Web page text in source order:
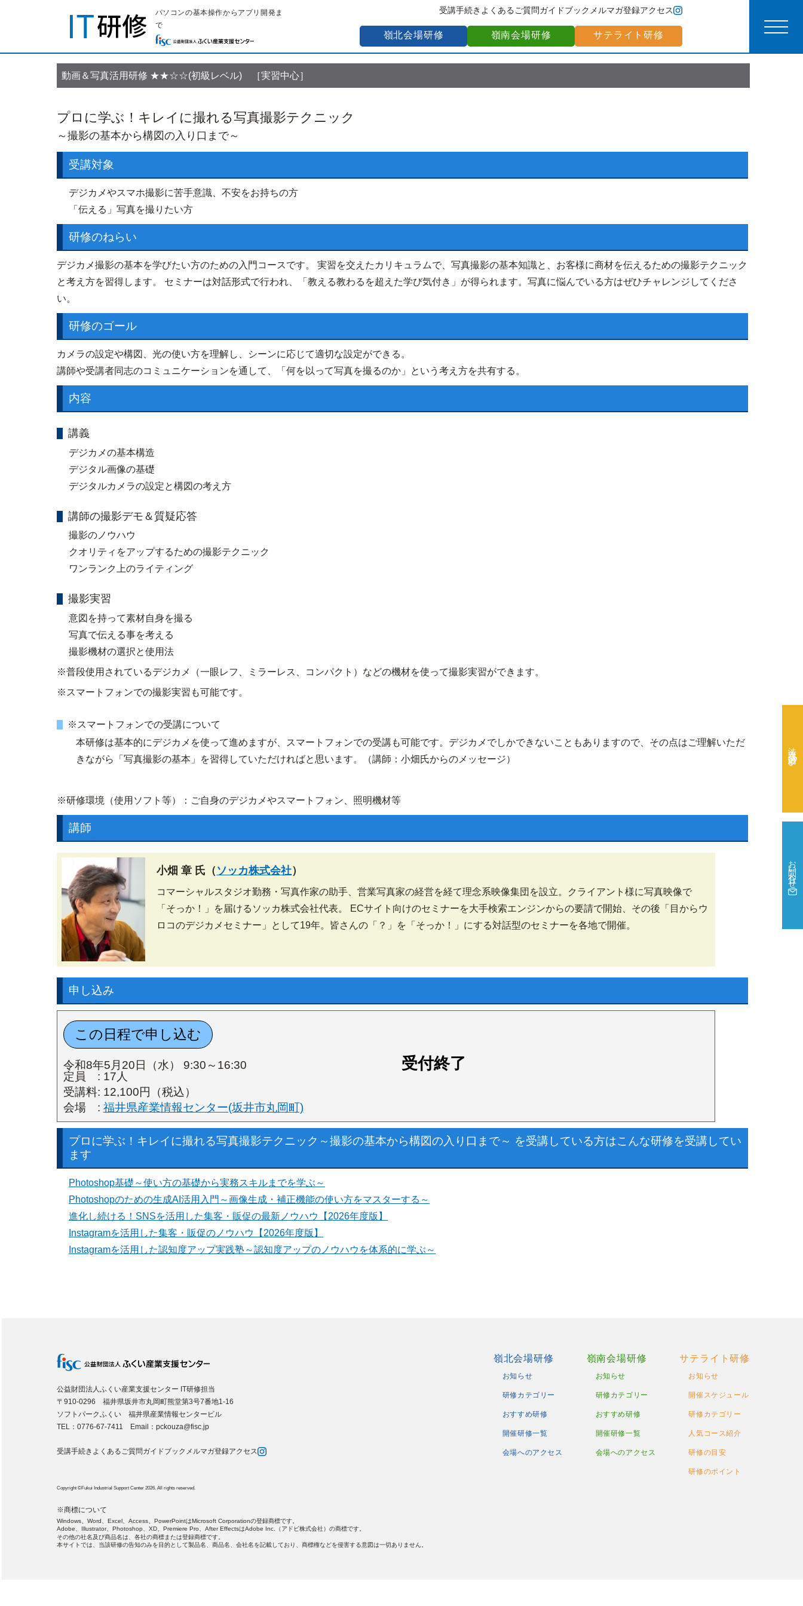
パソコンの基本操作からアプリ開発ま
で
受講手続き よくあるご質問ガイドブック メルマガ登録アクセス
嶺北会場研修 嶺南会場研修 サテライト研修
嶺北会場研修
開催研修一覧
会場へのアクセス
嶺南会場研修
開催研修一覧
会場へのアクセス
サテライト研修
お問い合わせ
動画＆写真活用研修 ★★☆☆(初級レベル) ［実習中心］
プロに学ぶ！キレイに撮れる写真撮影テクニック
～撮影の基本から構図の入り口まで～
受講対象
デジカメやスマホ撮影に苦手意識、不安をお持ちの方
「伝える」写真を撮りたい方
研修のねらい
デジカメ撮影の基本を学びたい方のための入門コースです。 実習を交えたカリキュラムで、写真撮影の基本知識と、お客様に商材を伝えるための撮影テクニック
と考え方を習得します。 セミナーは対話形式で行われ、「教える教わるを超えた学び気付き」が得られます。写真に悩んでいる方はぜひチャレンジしてくださ
い。
研修のゴール
カメラの設定や構図、光の使い方を理解し、シーンに応じて適切な設定ができる。
講師や受講者同志のコミュニケーションを通して、「何を以って写真を撮るのか」という考え方を共有する。
内容
講義
デジカメの基本構造
デジタル画像の基礎
デジタルカメラの設定と構図の考え方
講師の撮影デモ＆質疑応答
撮影のノウハウ
クオリティをアップするための撮影テクニック
ワンランク上のライティング
撮影実習
意図を持って素材自身を撮る
写真で伝える事を考える
撮影機材の選択と使用法
※普段使用されているデジカメ（一眼レフ、ミラーレス、コンパクト）などの機材を使って撮影実習ができます。
※スマートフォンでの撮影実習も可能です。
※スマートフォンでの受講について
本研修は基本的にデジカメを使って進めますが、スマートフォンでの受講も可能です。デジカメでしかできないこともありますので、その点はご理解いただ
きながら「写真撮影の基本」を習得していただければと思います。（講師：小畑氏からのメッセージ）
※研修環境（使用ソフト等）：ご自身のデジカメやスマートフォン、照明機材等
講師
小畑 章 氏（ ソッカ株式会社）
コマーシャルスタジオ勤務・写真作家の助手、営業写真家の経営を経て理念系映像集団を設立。クライアント様に写真映像で
「そっか！」を届けるソッカ株式会社代表。 ECサイト向けのセミナーを大手検索エンジンからの要請で開始、その後「目からウ
ロコのデジカメセミナー」として19年。皆さんの「？」を「そっか！」にする対話型のセミナーを各地で開催。
申し込み
令和8年5月20日（水） 9:30～16:30 受付終了
定員 : 17人
受講料: 12,100円（税込）
会場 : 福井県産業情報センター(坂井市丸岡町)
プロに学ぶ！キレイに撮れる写真撮影テクニック～撮影の基本から構図の入り口まで～ を受講している方はこんな研修を受講してい
ます
Photoshop基礎～使い方の基礎から実務スキルまでを学ぶ～
Photoshopのための生成AI活用入門～画像生成・補正機能の使い方をマスターする～
進化し続ける！SNSを活用した集客・販促の最新ノウハウ【2026年度版】
Instagramを活用した集客・販促のノウハウ【2026年度版】
Instagramを活用した認知度アップ実践塾～認知度アップのノウハウを体系的に学ぶ～
公益財団法人ふくい産業支援センター IT研修担当
〒910-0296 福井県坂井市丸岡町熊堂第3号7番地1-16
ソフトパークふくい 福井県産業情報センタービル
TEL：0776-67-7411 Email：pckouza@fisc.jp
受講手続き よくあるご質問ガイドブック メルマガ登録アクセス
Copyright ©Fukui Industrial Support Center 2026. All rights reserved.
嶺北会場研修
お知らせ
研修カテゴリー
おすすめ研修
開催研修一覧
会場へのアクセス
嶺南会場研修
お知らせ
研修カテゴリー
おすすめ研修
開催研修一覧
会場へのアクセス
サテライト研修
お知らせ
開催スケジュール
研修カテゴリー
人気コース紹介
研修の目安
研修のポイント
※商標について
Windows、Word、Excel、Access、PowerPointはMicrosoft Corporationの登録商標です。
Adobe、Illustrator、Photoshop、XD、Premiere Pro、After EffectsはAdobe Inc.（アドビ株式会社）の商標です。
その他の社名及び商品名は、各社の商標または登録商標です。
本サイトでは、当該研修の告知のみを目的として製品名、商品名、会社名を記載しており、商標権などを侵害する意図は一切ありません。